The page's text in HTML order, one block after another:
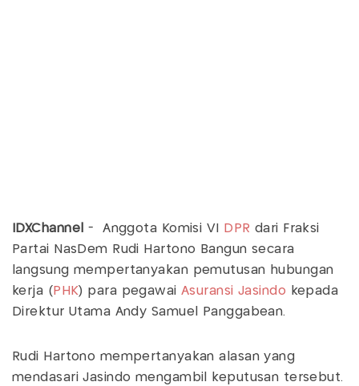
IDXChannel - Anggota Komisi VI DPR dari Fraksi
Partai NasDem Rudi Hartono Bangun secara
langsung mempertanyakan pemutusan hubungan
kerja ( PHK) para pegawaiAsuransi Jasindo kepada
Direktur Utama Andy Samuel Panggabean.
Rudi Hartono mempertanyakan alasan yang
mendasari Jasindo mengambil keputusan tersebut.